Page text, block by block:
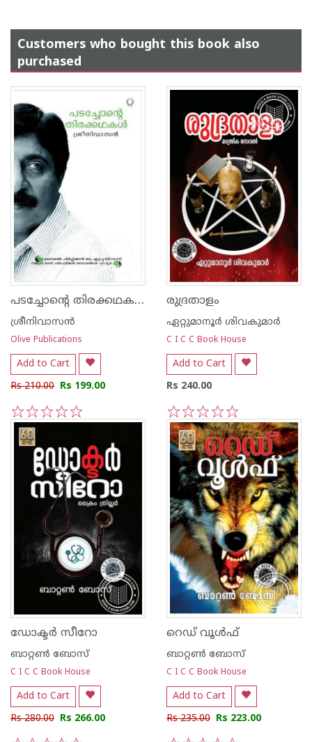
Customers who bought this book also
purchased
പടച്ചോന്‍റെ തിരക്കഥകള്‍
ശ്രീനിവാസന്‍
Olive Publications
Add to Cart
Rs 210.00 Rs 199.00
5
4
3
2
1
രുദ്രതാളം
ഏറ്റുമാനൂര്‍ ശിവകുമാര്‍
C I C C Book House
Add to Cart
Rs 240.00
5
4
3
2
1
ഡോക്ടർ സീറോ
ബാറ്റണ്‍ ബോസ്
C I C C Book House
Add to Cart
Rs 280.00 Rs 266.00
റെഡ് വൂൾഫ്
ബാറ്റണ്‍ ബോസ്
C I C C Book House
Add to Cart
Rs 235.00 Rs 223.00